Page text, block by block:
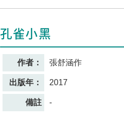
孔雀小黑
作者： 張舒涵作
出版年： 2017
備註 -